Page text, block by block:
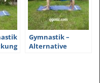
Gymnastik –
Alternative